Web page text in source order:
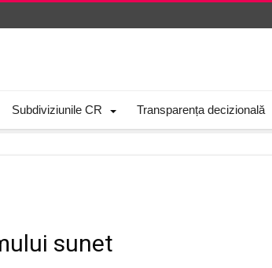
Subdiviziunile CR Transparența decizională
sunet